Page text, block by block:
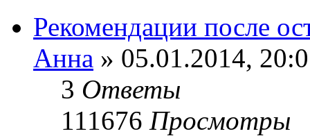
Рекомендации после
Анна » 05.01.2014,
3 Ответы
111676 Просмотры